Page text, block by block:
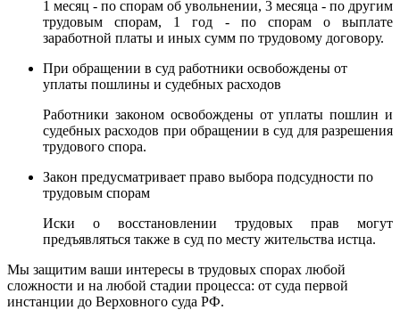
1 месяц - по спорам об увольнении, 3 месяца - по другим
трудовым спорам, 1 год - по спорам о выплате
заработной платы и иных сумм по трудовому договору.
При обращении в суд работники освобождены от
уплаты пошлины и судебных расходов
Работники законом освобождены от уплаты пошлин и
судебных расходов при обращении в суд для разрешения
трудового спора.
Закон предусматривает право выбора подсудности по
трудовым спорам
Иски о восстановлении трудовых прав могут
предъявляться также в суд по месту жительства истца.
Мы защитим ваши интересы в трудовых спорах любой
сложности и на любой стадии процесса: от суда первой
инстанции до Верховного суда РФ.